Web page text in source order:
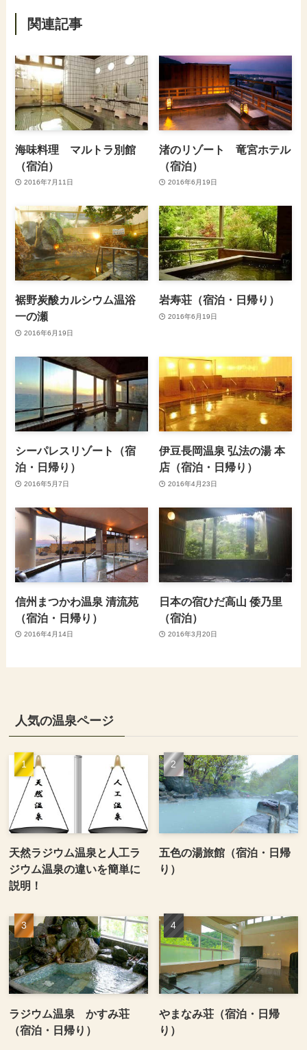
関連記事
海味料理 マルトラ別館
（宿泊）
2016年7月11日
渚のリゾート 竜宮ホテル
（宿泊）
2016年6月19日
裾野炭酸カルシウム温浴
一の瀬
2016年6月19日
岩寿荘（宿泊・日帰り）
2016年6月19日
シーパレスリゾート（宿
泊・日帰り）
2016年5月7日
伊豆長岡温泉 弘法の湯 本
店（宿泊・日帰り）
2016年4月23日
信州まつかわ温泉 清流苑
（宿泊・日帰り）
2016年4月14日
日本の宿ひだ高山 倭乃里
（宿泊）
2016年3月20日
人気の温泉ページ
天然ラジウム温泉と人工ラ
ジウム温泉の違いを簡単に
説明！
五色の湯旅館（宿泊・日帰
り）
ラジウム温泉 かすみ荘
（宿泊・日帰り）
やまなみ荘（宿泊・日帰
り）